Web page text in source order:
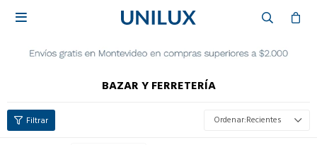

BAZAR Y FERRETERÍA
Recientes